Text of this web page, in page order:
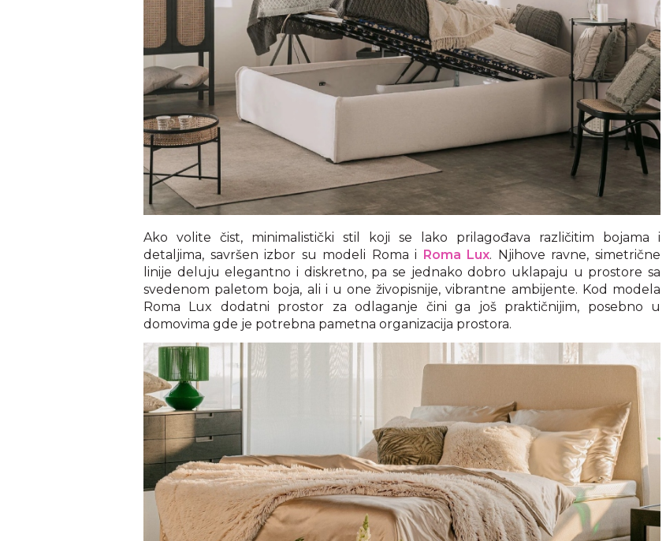
Ako volite čist, minimalistički stil koji se lako prilagođava različitim bojama i
detaljima, savršen izbor su modeli Roma i Roma Lux. Njihove ravne, simetrične
linije deluju elegantno i diskretno, pa se jednako dobro uklapaju u prostore sa
svedenom paletom boja, ali i u one živopisnije, vibrantne ambijente. Kod modela
Roma Lux dodatni prostor za odlaganje čini ga još praktičnijim, posebno u
domovima gde je potrebna pametna organizacija prostora.